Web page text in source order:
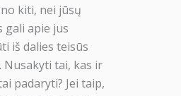
kiti, nei jūsų
gali apie jus
iš dalies teisūs
Nusakyti tai, kas ir
padaryti? Jei taip,